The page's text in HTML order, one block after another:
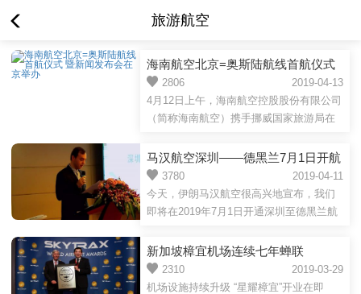
旅游航空
海南航空北京=奥斯陆航线首航仪式
暨新闻发布会在京举办
2019-04-13
2806
4月12日上午，海南航空控股股份有限公司
（简称海南航空）携手挪威国家旅游局在
陆航线首航庆祝仪式暨...
马汉航空深圳——德黑兰7月1日开航
2019-04-11
3780
今天，伊朗马汉航空很高兴地宣布，我们
即将在2019年7月1日开通深圳至德黑兰航
成为世界经济发展最快的...
新加坡樟宜机场连续七年蝉联
Skytrax“全球最佳机场”大奖2019-03-29
2310
机场设施持续升级 “星耀樟宜”开业在即